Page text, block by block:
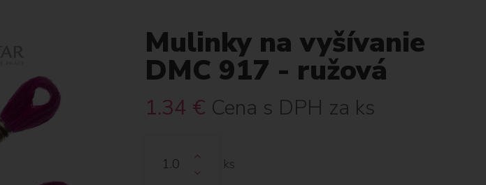
Mulinky na vyšívanie
DMC 917 - ružová
1.34 € Cena s DPH za ks
ks